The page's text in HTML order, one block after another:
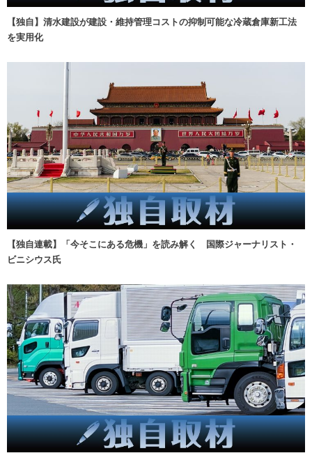
【独自】清水建設が建設・維持管理コストの抑制可能な冷蔵倉庫新工法
を実用化
【独自連載】「今そこにある危機」を読み解く 国際ジャーナリスト・
ビニシウス氏